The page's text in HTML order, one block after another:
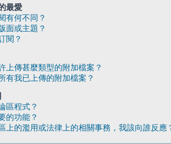
最愛
有何不同？
面或主題？
閱？
上傳甚麼類型的附加檔案？
有我已上傳的附加檔案？
區程式？
的功能？
上的濫用或法律上的相關事務，我該向誰反應